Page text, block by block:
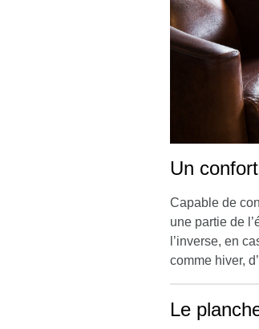
Un
Capable de
une partie de
l’inverse, en
comme hiver,
Le